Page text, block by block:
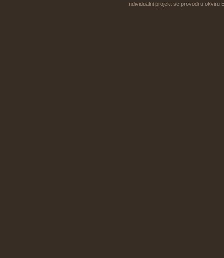
Individualni projekt se provodi u okviru